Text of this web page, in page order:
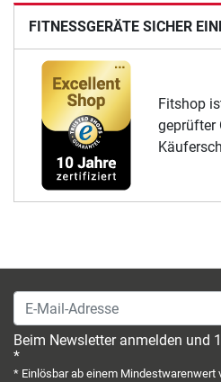
FITNESSGERÄTE SICHER
Fitshop
geprüfter
E-Mail-Adresse
Beim Newsletter anmelden und
*
* Einlösbar ab einem Mindestwarenwert